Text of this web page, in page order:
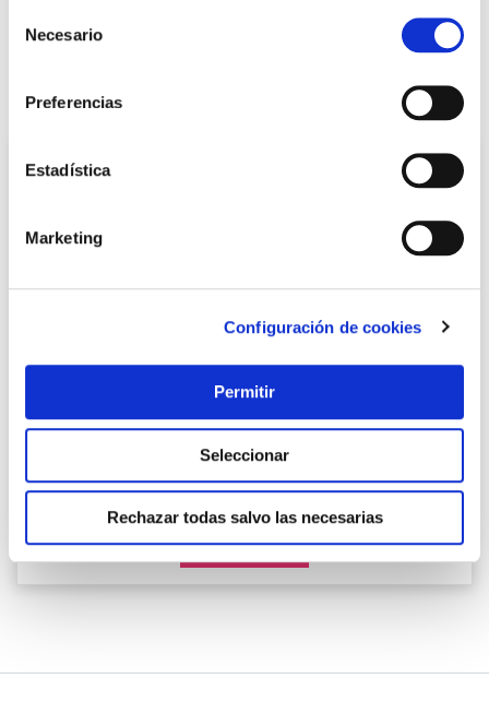
Necesario
Preferencias
Estadística
Marketing
Configuración de cookies
Permitir
Seleccionar
Rechazar todas salvo las necesarias
También te puede interesar
Cilindro te5 boton, leva larga 30b-30 laton, 3 llaves tesa
22,75 €
Añadir al carrito